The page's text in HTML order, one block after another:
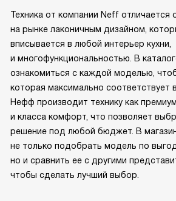
Техника от компании Neff отличается
на рынке лаконичным дизайном,
вписывается в любой интерьер кухни,
и многофункциональностью. В
ознакомиться с каждой моделью,
которая максимально соответствует
Нефф производит технику как
и класса комфорт, что позволяет
решение под любой бюджет. В
не только подобрать модель по
но и сравнить ее с другими
чтобы сделать лучший выбор.